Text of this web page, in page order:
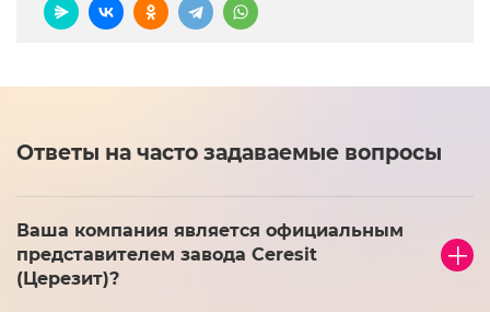
Ответы на часто задаваемые вопросы
Ваша компания является официальным
представителем завода Ceresit
(Церезит)?